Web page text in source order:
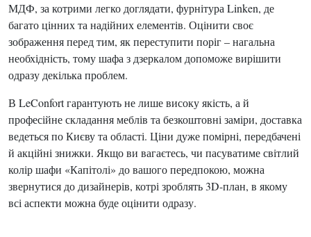
МДФ, за котрими легко доглядати, фурнітура Linken, де
багато цінних та надійних елементів. Оцінити своє
зображення перед тим, як переступити поріг – нагальна
необхідність, тому шафа з дзеркалом допоможе вирішити
одразу декілька проблем.
В LeConfort гарантують не лише високу якість, а й
професійне складання меблів та безкоштовні заміри, доставка
ведеться по Києву та області. Ціни дуже помірні, передбачені
й акційні знижки. Якщо ви вагаєтесь, чи пасуватиме світлий
колір шафи «Капітолі» до вашого передпокою, можна
звернутися до дизайнерів, котрі зроблять 3D-план, в якому
всі аспекти можна буде оцінити одразу.